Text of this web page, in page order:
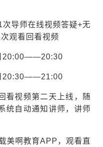
导师在线视频答疑+无
观看回看视频
20:00——20:30
20:30——21:00
看视频第二天上线，随
统自动通知讲师，讲师
美啊教育APP，观看直